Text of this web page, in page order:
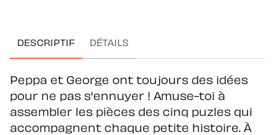
DESCRIPTIF DÉTAILS
Peppa et George ont toujours des idées
pour ne pas s'ennuyer ! Amuse-toi à
assembler les pièces des cinq puzles qui
accompagnent chaque petite histoire. À